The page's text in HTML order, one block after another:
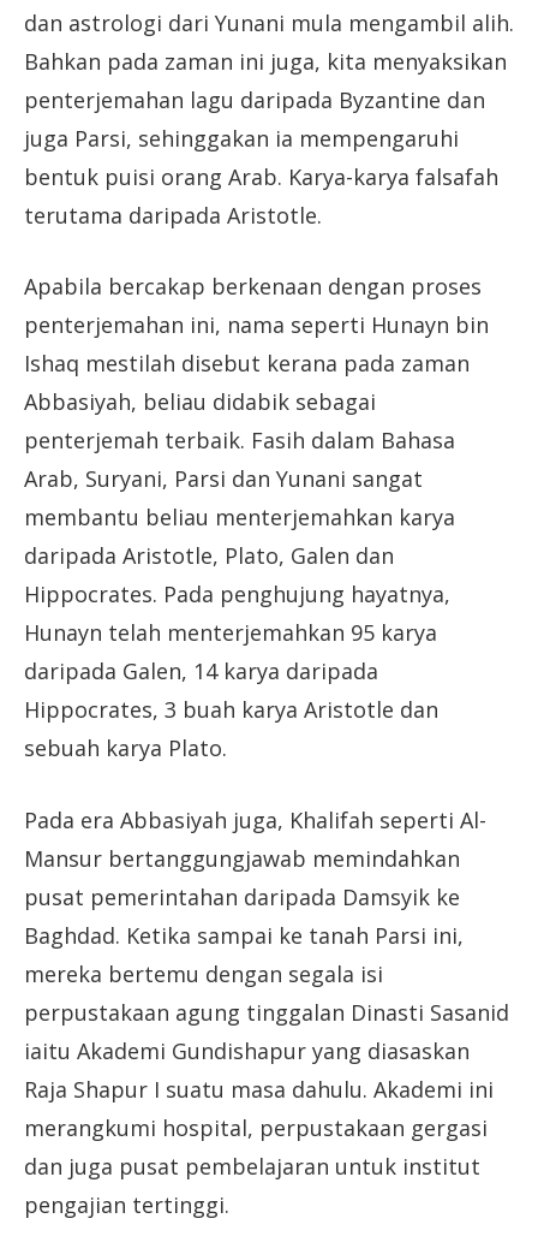
dan astrologi dari Yunani mula mengambil alih.
Bahkan pada zaman ini juga, kita menyaksikan
penterjemahan lagu daripada Byzantine dan
juga Parsi, sehinggakan ia mempengaruhi
bentuk puisi orang Arab. Karya-karya falsafah
terutama daripada Aristotle.
Apabila bercakap berkenaan dengan proses
penterjemahan ini, nama seperti Hunayn bin
Ishaq mestilah disebut kerana pada zaman
Abbasiyah, beliau didabik sebagai
penterjemah terbaik. Fasih dalam Bahasa
Arab, Suryani, Parsi dan Yunani sangat
membantu beliau menterjemahkan karya
daripada Aristotle, Plato, Galen dan
Hippocrates. Pada penghujung hayatnya,
Hunayn telah menterjemahkan 95 karya
daripada Galen, 14 karya daripada
Hippocrates, 3 buah karya Aristotle dan
sebuah karya Plato.
Pada era Abbasiyah juga, Khalifah seperti Al-
Mansur bertanggungjawab memindahkan
pusat pemerintahan daripada Damsyik ke
Baghdad. Ketika sampai ke tanah Parsi ini,
mereka bertemu dengan segala isi
perpustakaan agung tinggalan Dinasti Sasanid
iaitu Akademi Gundishapur yang diasaskan
Raja Shapur I suatu masa dahulu. Akademi ini
merangkumi hospital, perpustakaan gergasi
dan juga pusat pembelajaran untuk institut
pengajian tertinggi.